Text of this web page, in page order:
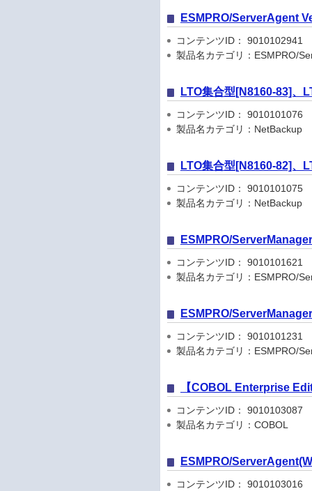
ESMPRO/ServerAgent
コンテンツID： 9010102941
製品名カテゴリ：ESMPRO/
LTO集合型[N8160-83]、
コンテンツID： 9010101076
製品名カテゴリ：NetBackup
LTO集合型[N8160-82]、
コンテンツID： 9010101075
製品名カテゴリ：NetBackup
ESMPRO/
コンテンツID： 9010101621
製品名カテゴリ：ESMPRO/
ESMPRO/
コンテンツID： 9010101231
製品名カテゴリ：ESMPRO/
【COBOL Enterprise
コンテンツID： 9010103087
製品名カテゴリ：COBOL
ESMPRO/
コンテンツID： 9010103016